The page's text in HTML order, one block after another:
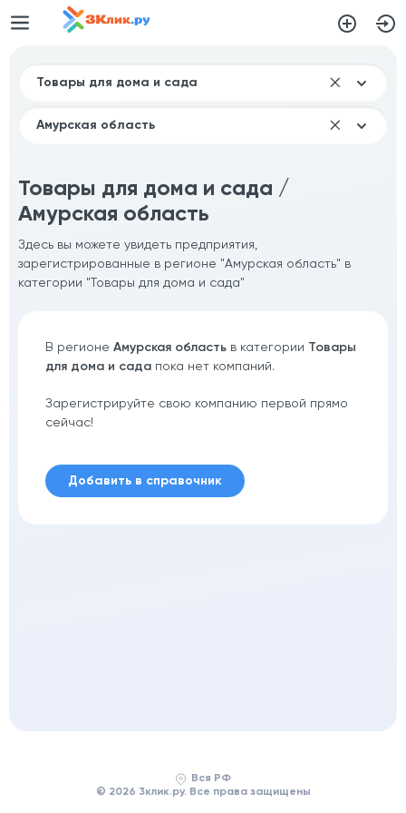
Товары для дома и сада /
Амурская область
Здесь вы можете увидеть предприятия,
зарегистрированные в регионе "Амурская область" в
категории "Товары для дома и сада"
В регионе Амурская область в категории Товары
для дома и сада пока нет компаний.
Зарегистрируйте свою компанию первой прямо
сейчас!
Добавить в справочник
Вся РФ
© 2026 3клик.ру. Все права защищены